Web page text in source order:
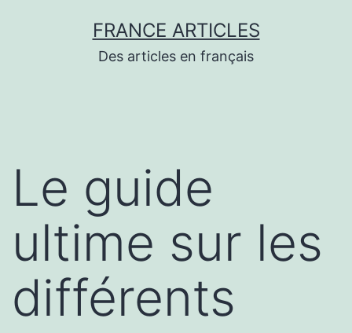
FRANCE ARTICLES
Des articles en français
Le guide
ultime sur les
différents